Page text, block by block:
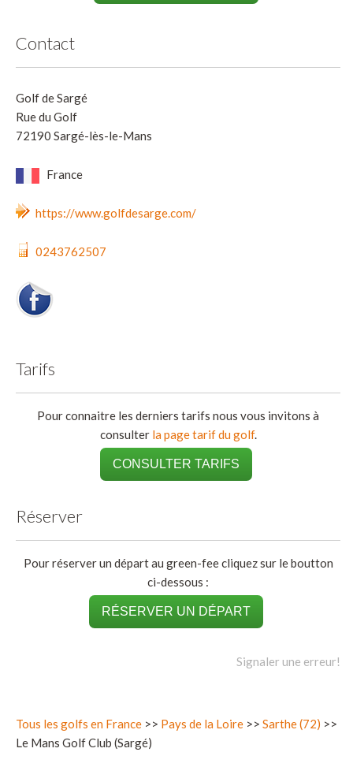
Contact
Golf de Sargé
Rue du Golf
72190 Sargé-lès-le-Mans
France
https://www.golfdesarge.com/
0243762507
Tarifs
Pour connaitre les derniers tarifs nous vous invitons à
consulter la page tarif du golf.
CONSULTER TARIFS
Réserver
Pour réserver un départ au green-fee cliquez sur le boutton
ci-dessous :
RÉSERVER UN DÉPART
Signaler une erreur!
Tous les golfs en France >> Pays de la Loire >> Sarthe (72) >>
Le Mans Golf Club (Sargé)